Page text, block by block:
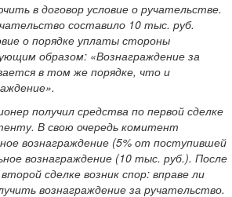
в договор условие о ручательстве.
составило 10 тыс. руб.
о порядке уплаты стороны
образом: «Вознаграждение за
в том же порядке, что и
получил средства по первой сделке
В свою очередь комитент
вознаграждение (5% от поступившей
вознаграждение (10 тыс. руб.). После
сделке возник спор: вправе ли
вознаграждение за ручательство.